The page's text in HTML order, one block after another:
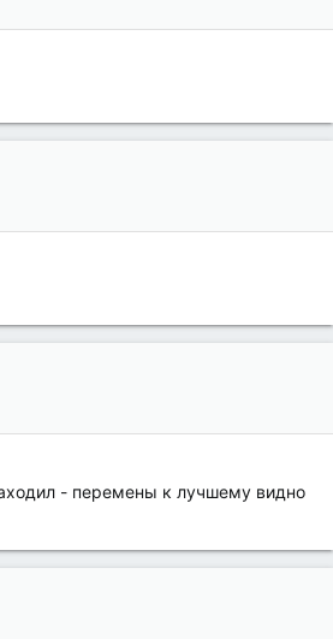
- перемены к лучшему видно